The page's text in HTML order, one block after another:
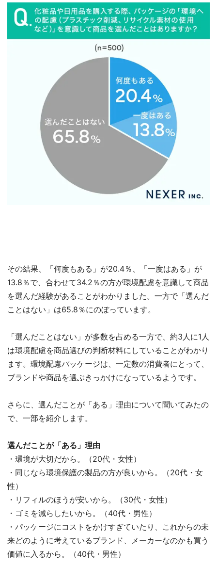
その結果、「何度もある」が20.4％、「一度はある」が
13.8％で、合わせて34.2％の方が環境配慮を意識して商品
を選んだ経験があることがわかりました。一方で「選んだ
ことはない」は65.8％にのぼっています。
「選んだことはない」が多数を占める一方で、約3人に1人
は環境配慮を商品選びの判断材料にしていることがわかり
ます。環境配慮パッケージは、一定数の消費者にとって、
ブランドや商品を選ぶきっかけになっているようです。
さらに、選んだことが「ある」理由について聞いてみたの
で、一部を紹介します。
選んだことが「ある」理由
・環境が大切だから。（20代・女性）
・同じなら環境保護の製品の方が良いから。（20代・女
性）
・リフィルのほうが安いから。（30代・女性）
・ゴミを減らしたいから。（40代・男性）
・パッケージにコストをかけすぎていたり、これからの未
来どのように考えているブランド、メーカーなのかも買う
価値に入るから。（40代・男性）